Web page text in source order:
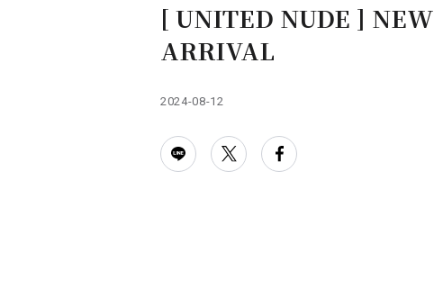
[ UNITED NUDE ] NEW
ARRIVAL
2024-08-12